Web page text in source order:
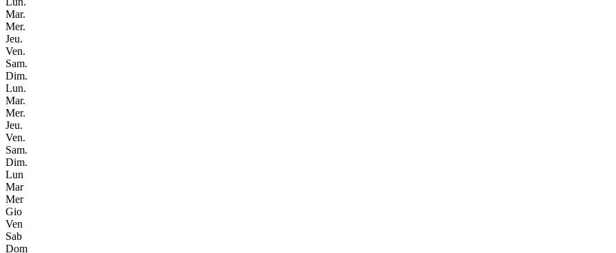
Mar.
Mer.
Jeu.
Ven.
Sam.
Dim.
Lun.
Mar.
Mer.
Jeu.
Ven.
Sam.
Dim.
Lun
Mar
Mer
Gio
Ven
Sab
Dom